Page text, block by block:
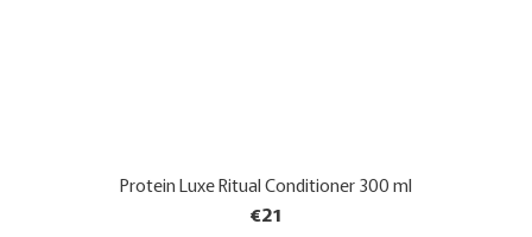
Protein Luxe Ritual Conditioner 300 ml
€21